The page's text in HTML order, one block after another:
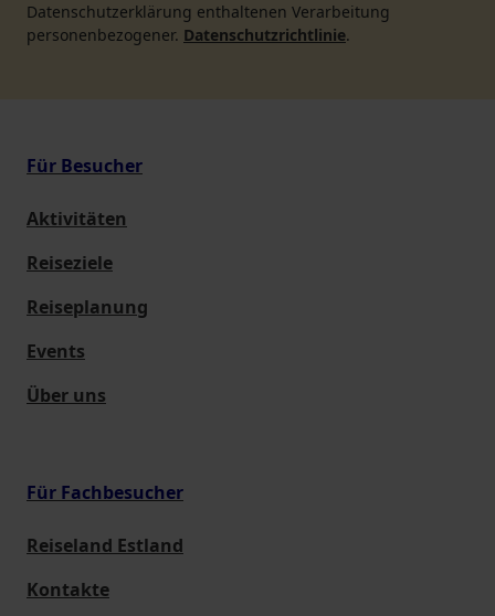
Datenschutzerklärung enthaltenen Verarbeitung
personenbezogener. Datenschutzrichtlinie.
Für Besucher
Aktivitäten
Reiseziele
Reiseplanung
Events
Über uns
Für Fachbesucher
Reiseland Estland
Kontakte